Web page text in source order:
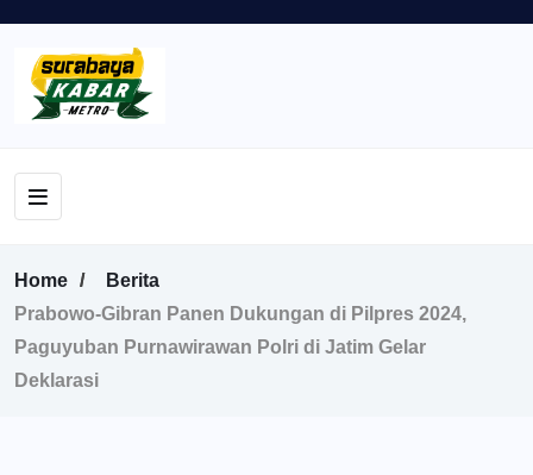
Home
Berita
Prabowo-Gibran Panen Dukungan di Pilpres 2024,
Paguyuban Purnawirawan Polri di Jatim Gelar
Deklarasi